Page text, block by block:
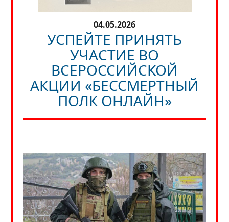
04.05.2026
УСПЕЙТЕ ПРИНЯТЬ
УЧАСТИЕ ВО
ВСЕРОССИЙСКОЙ
АКЦИИ «БЕССМЕРТНЫЙ
ПОЛК ОНЛАЙН»